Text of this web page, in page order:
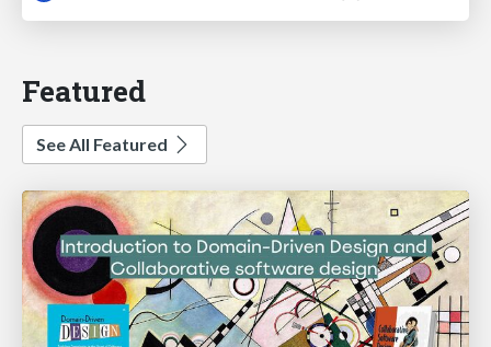
Featured
See All Featured